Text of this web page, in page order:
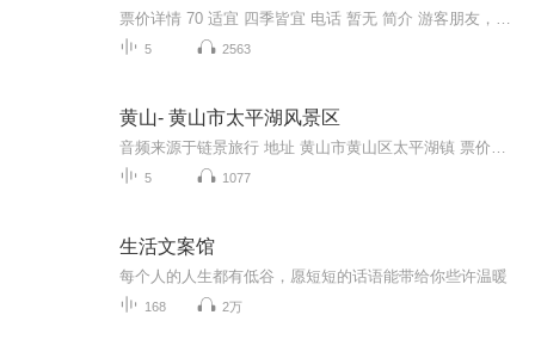
5 2563
黄山- 黄山市太平湖风景区
5 1077
生活文案馆
每个人的人生都有低谷，愿短短的话语能带给你些许温暖
168 2万